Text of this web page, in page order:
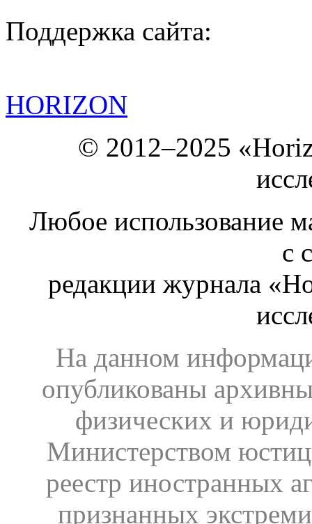
Поддержка сайта:
HORIZON
© 2012–2025
Любое использование
с
редакции журнала
На данном
опубликованы
физических и
Министерством
реестр иностранных
признанных